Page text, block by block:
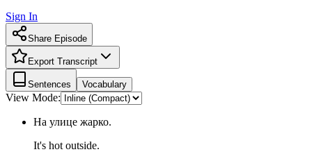
Sign In
Share Episode
Export Transcript
Sentences Vocabulary
View Mode:
На улице жарко.
It's hot outside.